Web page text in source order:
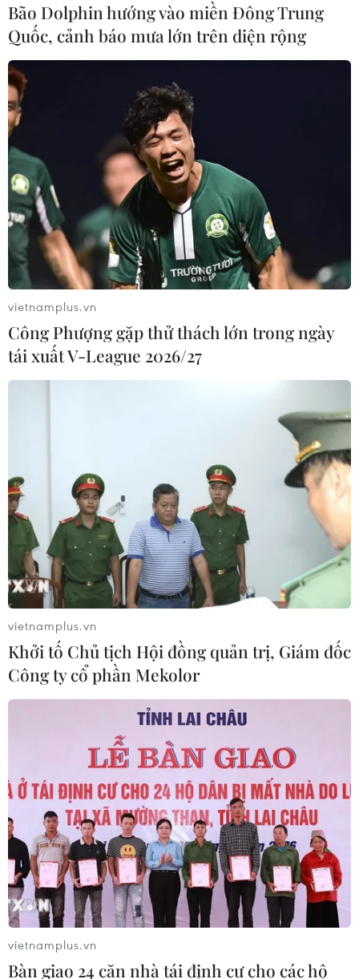
Bão Dolphin hướng vào miền Đông Trung
Quốc, cảnh báo mưa lớn trên diện rộng
vietnamplus.vn
Công Phượng gặp thử thách lớn trong ngày
tái xuất V-League 2026/27
vietnamplus.vn
Khởi tố Chủ tịch Hội đồng quản trị, Giám đốc
Công ty cổ phần Mekolor
vietnamplus.vn
Bàn giao 24 căn nhà tái định cư cho các hộ